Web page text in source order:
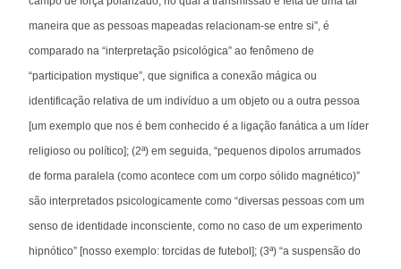
maneira que as pessoas mapeadas relacionam-se entre si”, é
comparado na “interpretação psicológica” ao fenômeno de
“participation mystique”, que significa a conexão mágica ou
identificação relativa de um indivíduo a um objeto ou a outra pessoa
[um exemplo que nos é bem conhecido é a ligação fanática a um líder
religioso ou político]; (2ª) em seguida, “pequenos dipolos arrumados
de forma paralela (como acontece com um corpo sólido magnético)”
são interpretados psicologicamente como “diversas pessoas com um
senso de identidade inconsciente, como no caso de um experimento
hipnótico” [nosso exemplo: torcidas de futebol]; (3ª) “a suspensão do